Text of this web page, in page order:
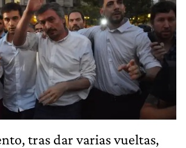
tras dar varias vueltas,